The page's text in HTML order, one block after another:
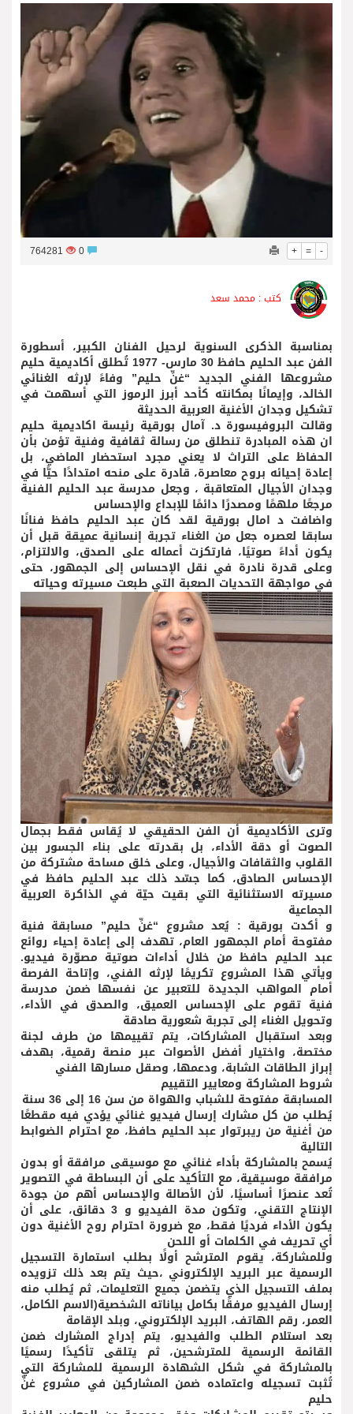
فريق جازو للسباقات يحرز المراكز الثلاثة الأولى في النسخة 75 من رالي فنلندا
+ = -
764281
كتب : محمد سعد
بمناسبة الذكرى السنوية لرحيل الفنان الكبير، أسطورة
الفن عبد الحليم حافظ 30 مارس- 1977 تُطلق أكاديمية حليم
مشروعها الفني الجديد “غنِّ حليم” وفاءً لإرثه الغنائي
الخالد، وإيمانًا بمكانته كأحد أبرز الرموز التي أسهمت في
تشكيل وجدان الأغنية العربية الحديثة
وقالت البروفيسورة د. آمال بورقية رئيسة اكاديمية حليم
ان هذه المبادرة تنطلق من رسالة ثقافية وفنية تؤمن بأن
الحفاظ على التراث لا يعني مجرد استحضار الماضي، بل
إعادة إحيائه بروح معاصرة، قادرة على منحه امتدادًا حيًّا في
وجدان الأجيال المتعاقبة ، وجعل مدرسة عبد الحليم الفنية
مرجعًا ملهمًا ومصدرًا دائمًا للإبداع والإحساس
واضافت د امال بورقية لقد كان عبد الحليم حافظ فنانًا
سابقا لعصره جعل من الغناء تجربة إنسانية عميقة قبل أن
يكون أداءً صوتيًا، فارتكزت أعماله على الصدق، والالتزام،
وعلى قدرة نادرة في نقل الإحساس إلى الجمهور، حتى
في مواجهة التحديات الصعبة التي طبعت مسيرته وحياته
وترى الأكاديمية أن الفن الحقيقي لا يُقاس فقط بجمال
الصوت أو دقة الأداء، بل بقدرته على بناء الجسور بين
القلوب والثقافات والأجيال، وعلى خلق مساحة مشتركة من
الإحساس الصادق، كما جسّد ذلك عبد الحليم حافظ في
مسيرته الاستثنائية التي بقيت حيّة في الذاكرة العربية
الجماعية
و أكدت بورقية : يُعد مشروع “غنِّ حليم” مسابقة فنية
مفتوحة أمام الجمهور العام، تهدف إلى إعادة إحياء روائع
عبد الحليم حافظ من خلال أداءات صوتية مصوّرة فيديو.
ويأتي هذا المشروع تكريمًا لإرثه الفني، وإتاحة الفرصة
أمام المواهب الجديدة للتعبير عن نفسها ضمن مدرسة
فنية تقوم على الإحساس العميق، والصدق في الأداء،
وتحويل الغناء إلى تجربة شعورية صادقة
وبعد استقبال المشاركات، يتم تقييمها من طرف لجنة
مختصة، واختيار أفضل الأصوات عبر منصة رقمية، بهدف
إبراز الطاقات الشابة، ودعمها، وصقل مسارها الفني
شروط المشاركة ومعايير التقييم
المسابقة مفتوحة للشباب والهواة من سن 16 إلى 36 سنة
يُطلب من كل مشارك إرسال فيديو غنائي يؤدي فيه مقطعًا
من أغنية من ريبرتوار عبد الحليم حافظ، مع احترام الضوابط
التالية
يُسمح بالمشاركة بأداء غنائي مع موسيقى مرافقة أو بدون
مرافقة موسيقية، مع التأكيد على أن البساطة في التصوير
تُعد عنصرًا أساسيًا، لأن الأصالة والإحساس أهم من جودة
الإنتاج التقني، وتكون مدة الفيديو و 3 دقائق، على أن
يكون الأداء فرديًا فقط، مع ضرورة احترام روح الأغنية دون
أي تحريف في الكلمات أو اللحن
وللمشاركة، يقوم المترشح أولًا بطلب استمارة التسجيل
الرسمية عبر البريد الإلكتروني ،حيث يتم بعد ذلك تزويده
بملف التسجيل الذي يتضمن جميع التعليمات، ثم يُطلب منه
إرسال الفيديو مرفقًا بكامل بياناته الشخصية(الاسم الكامل،
العمر، رقم الهاتف، البريد الإلكتروني، وبلد الإقامة
بعد استلام الطلب والفيديو، يتم إدراج المشارك ضمن
القائمة الرسمية للمترشحين، ثم يتلقى تأكيدًا رسميًا
بالمشاركة في شكل الشهادة الرسمية للمشاركة التي
تُثبت تسجيله واعتماده ضمن المشاركين في مشروع غنِّ
حليم